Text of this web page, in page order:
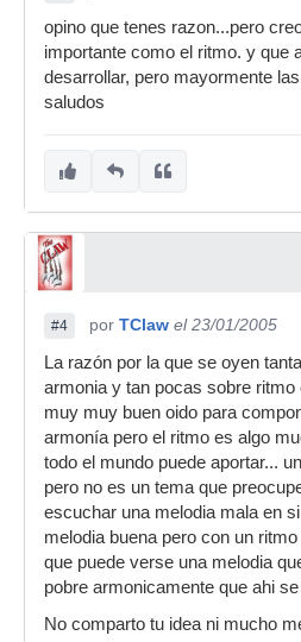
opino que tenes razon...pero
importante como el ritmo. y que
desarrollar, pero mayormente
saludos
#4 por TClaw el 23/01/2005
La razón por la que se oyen
armonia y tan pocas sobre ritmo
muy muy buen oido para
armonía pero el ritmo es algo
todo el mundo puede aportar...
pero no es un tema que
escuchar una melodia mala en
melodia buena pero con un
que puede verse una melodia
pobre armonicamente que ahi
No comparto tu idea ni mucho